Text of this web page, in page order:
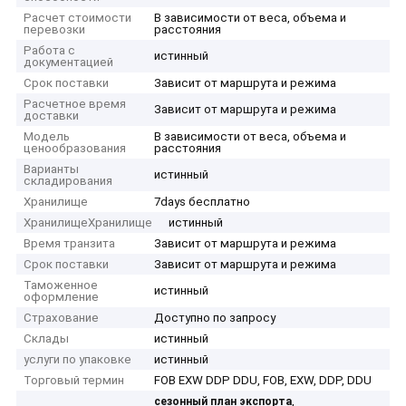
Расчет стоимости
перевозки
В зависимости от веса, объема и
расстояния
Работа с
документацией
истинный
Срок поставки
Зависит от маршрута и режима
Расчетное время
доставки
Зависит от маршрута и режима
Модель
ценообразования
В зависимости от веса, объема и
расстояния
Варианты
складирования
истинный
Хранилище
7days бесплатно
ХранилищеХранилище
истинный
Время транзита
Зависит от маршрута и режима
Срок поставки
Зависит от маршрута и режима
Таможенное
оформление
истинный
Страхование
Доступно по запросу
Склады
истинный
услуги по упаковке
истинный
Торговый термин
FOB EXW DDP DDU, FOB, EXW, DDP, DDU
сезонный план экспорта,